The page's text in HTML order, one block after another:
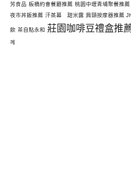
芳食品 板橋約會餐廳推薦 桃園中壢青埔聚餐推薦
夜市丼飯推薦 汗蒸幕 甜米露 肩頸按摩器推薦
飲 茶自點永和 莊園咖啡豆禮盒推
께